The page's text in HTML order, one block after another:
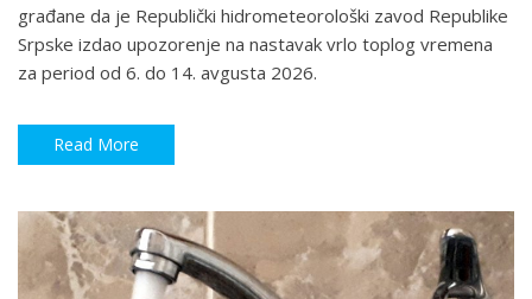
građane da je Republički hidrometeorološki zavod Republike
Srpske izdao upozorenje na nastavak vrlo toplog vremena
za period od 6. do 14. avgusta 2026.
Read More